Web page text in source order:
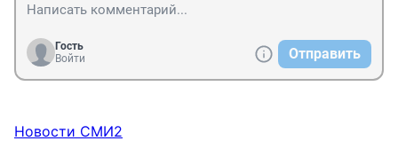
Гость
Войти
Отправить
Новости СМИ2